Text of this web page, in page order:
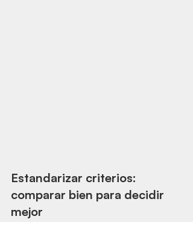
Estandarizar criterios:
comparar bien para decidir
mejor